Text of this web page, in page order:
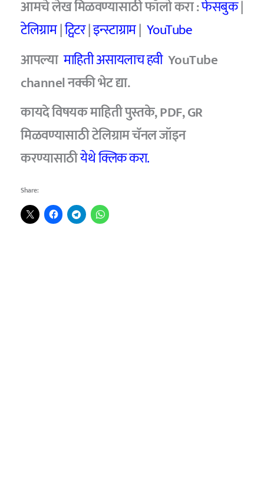
आमचेलेख मिळवण्यासाठी फॉलो करा :फेसबुक|
टेलिग्राम|ट्विटर|इन्स्टाग्राम| YouTube
आपल्या माहिती असायलाच हवी YouTube
channelनक्की भेट द्या.
कायदे विषयक माहिती पुस्तके, PDF, GR
मिळवण्यासाठी टेलिग्राम चॅनल जॉइन
करण्यासाठीयेथे क्लिक करा.
Share: